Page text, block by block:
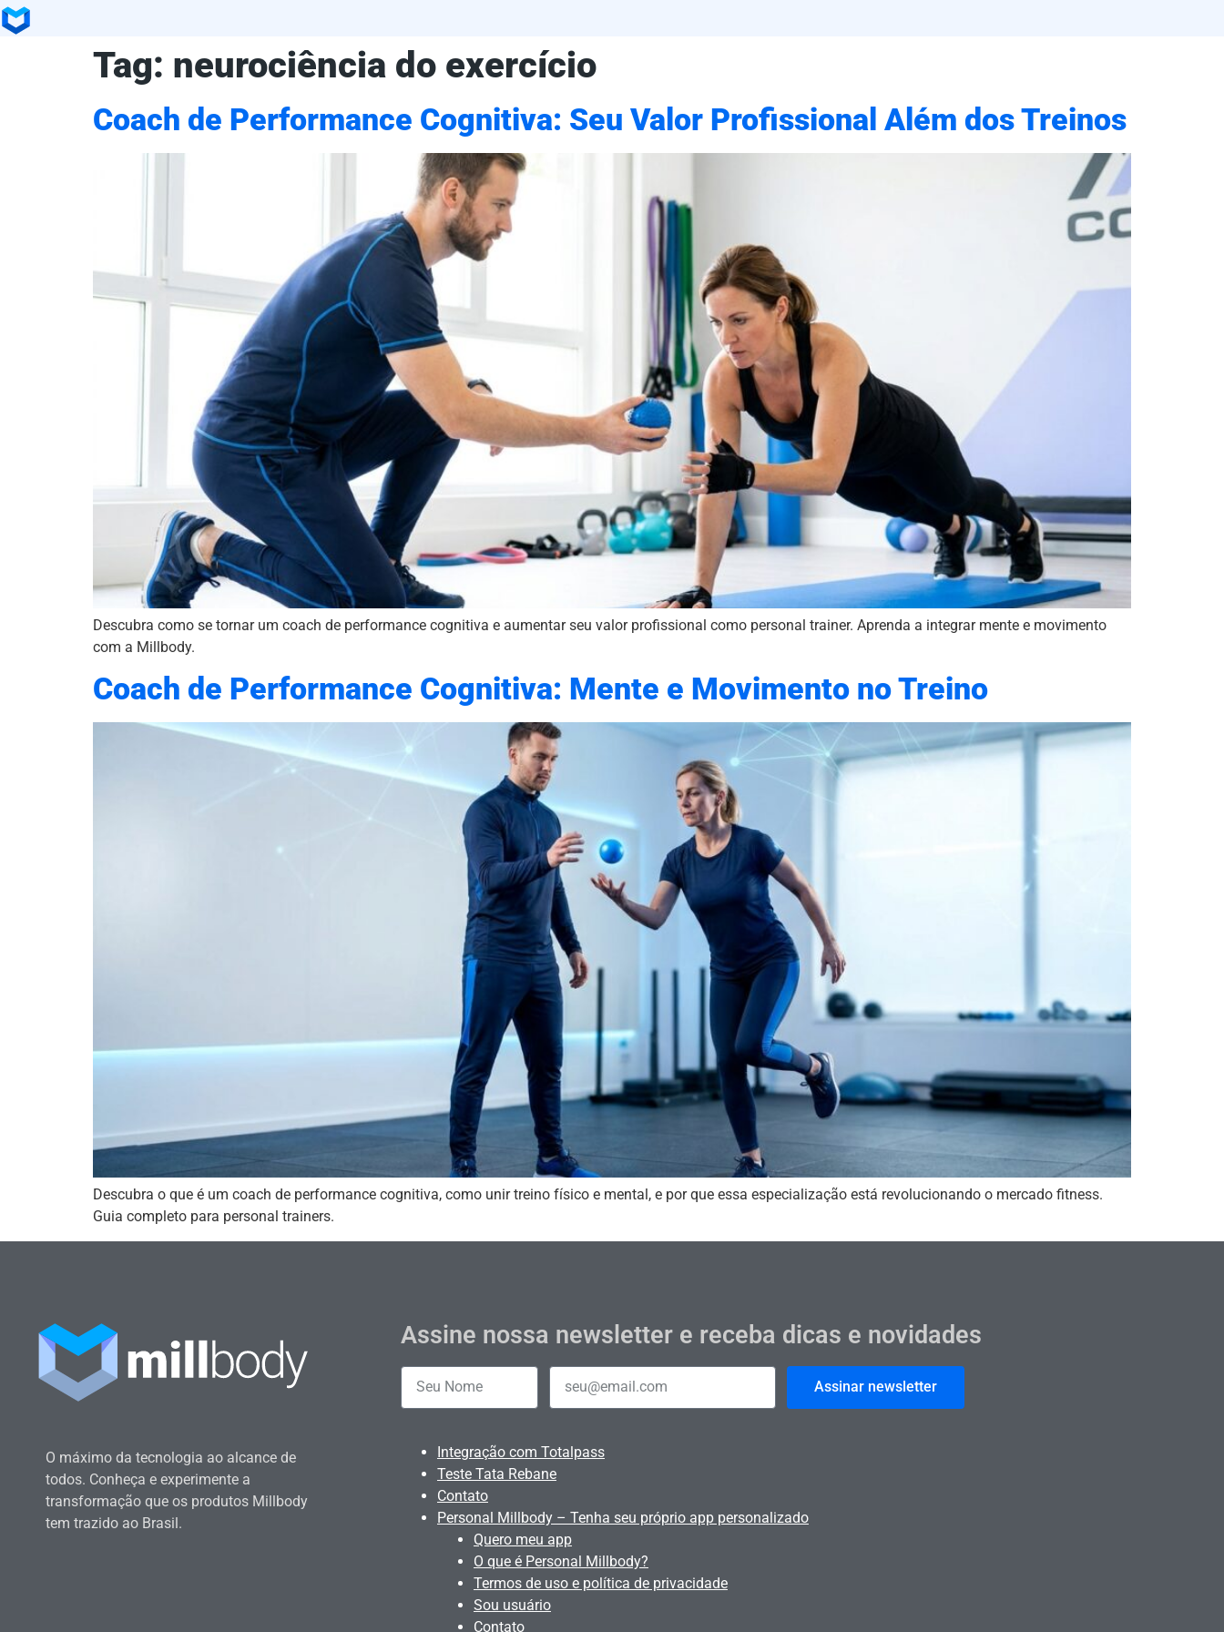
Tag: neurociência do exercício
Coach de Performance Cognitiva: Seu Valor Profissional Além dos Treinos
Descubra como se tornar um coach de performance cognitiva e aumentar seu valor profissional como personal trainer. Aprenda a integrar mente e movimento
com a Millbody.
Coach de Performance Cognitiva: Mente e Movimento no Treino
Descubra o que é um coach de performance cognitiva, como unir treino físico e mental, e por que essa especialização está revolucionando o mercado fitness.
Guia completo para personal trainers.
O máximo da tecnologia ao alcance de
todos. Conheça e experimente a
transformação que os produtos Millbody
tem trazido ao Brasil.
Assine nossa newsletter e receba dicas e novidades
Assinar newsletter
Integração com Totalpass
Teste Tata Rebane
Contato
Personal Millbody – Tenha seu próprio app personalizado
Quero meu app
O que é Personal Millbody?
Termos de uso e política de privacidade
Sou usuário
Contato